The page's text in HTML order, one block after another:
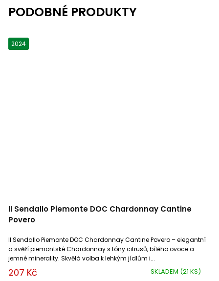
2024
Il Sendallo Piemonte DOC Chardonnay Cantine
Povero
SKLADEM (21 KS)
207 Kč
Il Sendallo Piemonte DOC Chardonnay Cantine Povero – elegantní
a svěží piemontské Chardonnay s tóny citrusů, bílého ovoce a
jemné minerality. Skvělá volba k lehkým jídlům i...